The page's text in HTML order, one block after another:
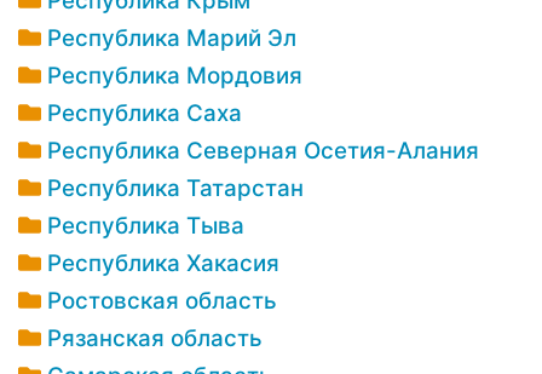
Республика Марий Эл
Республика Мордовия
Республика Саха
Республика Северная Осетия-Алания
Республика Татарстан
Республика Тыва
Республика Хакасия
Ростовская область
Рязанская область